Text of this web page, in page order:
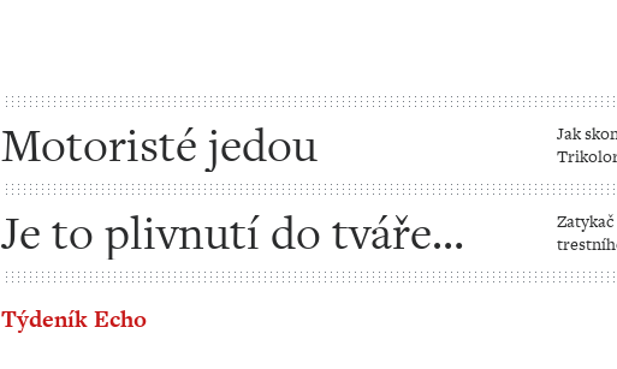
Motoristé jedou
Jak
Je to plivnutí do tváře
všem demokratům
Týdeník Echo